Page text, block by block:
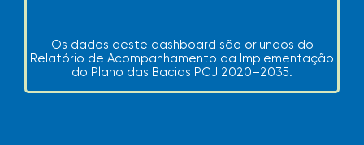
Os dados deste dashboard são oriundos do
Relatório de Acompanhamento da Implementação
do Plano das Bacias PCJ 2020–2035.